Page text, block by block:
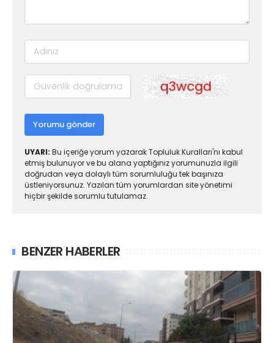
Yorumu gönder
UYARI: Bu içeriğe yorum yazarak Topluluk Kuralları'nı kabul
etmiş bulunuyor ve bu alana yaptığınız yorumunuzla ilgili
doğrudan veya dolaylı tüm sorumluluğu tek başınıza
üstleniyorsunuz. Yazılan tüm yorumlardan site yönetimi
hiçbir şekilde sorumlu tutulamaz.
BENZER HABERLER